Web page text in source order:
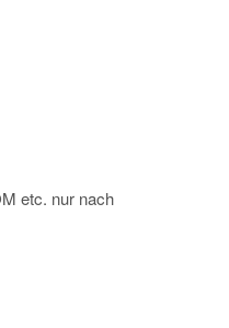
etc. nur nach